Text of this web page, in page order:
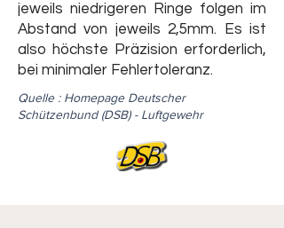
jeweils niedrigeren Ringe folgen im
Abstand von jeweils 2,5mm. Es ist
also höchste Präzision erforderlich,
bei minimaler Fehlertoleranz.
Quelle : Homepage Deutscher
Schützenbund (DSB) - Luftgewehr